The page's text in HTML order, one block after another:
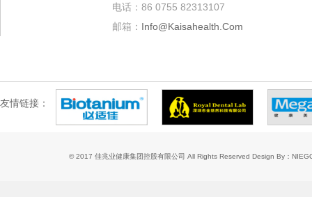
电话：86 0755 82313107
邮箱： Info@kaisahealth.com
友情链接：
© 2017 佳兆业健康集团控股有限公司 All Rights Reserved Design By：